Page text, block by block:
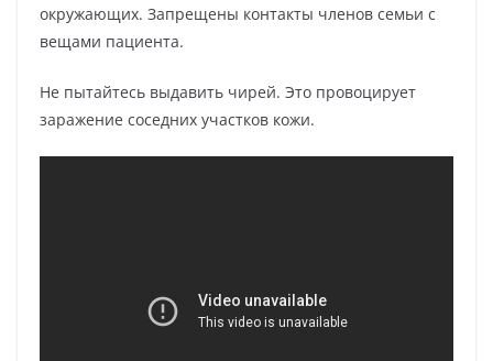
окружающих. Запрещены контакты членов семьи с
вещами пациента.
Не пытайтесь выдавить чирей. Это провоцирует
заражение соседних участков кожи.